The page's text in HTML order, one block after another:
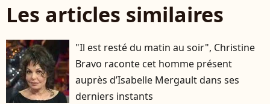
Les articles similaires
"Il est resté du matin au soir", Christine
Bravo raconte cet homme présent
auprès d’Isabelle Mergault dans ses
derniers instants